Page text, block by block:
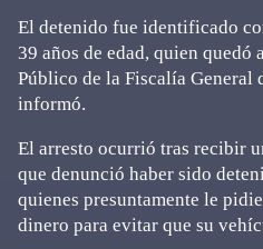
El detenido fue identificado
39 años de edad, quien
Público de la Fiscalía General
informó.
El arresto ocurrió tras recibir
que denunció haber sido
quienes presuntamente le
dinero para evitar que su